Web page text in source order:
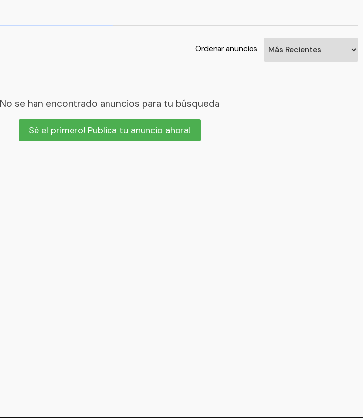
Ordenar anuncios
No se han encontrado anuncios para tu búsqueda
Sé el primero! Publica tu anuncio ahora!